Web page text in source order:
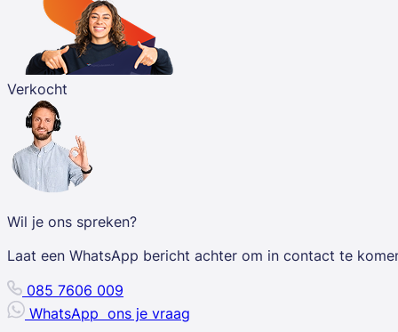
Verkocht
Wil je ons spreken?
Laat een WhatsApp bericht achter om in contact te
085 7606 009
WhatsApp ons je vraag